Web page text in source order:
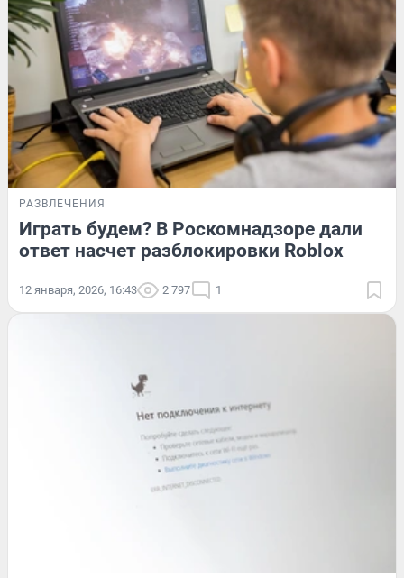
РАЗВЛЕЧЕНИЯ
Играть будем? В Роскомнадзоре дали
ответ насчет разблокировки Roblox
12 января, 2026, 16:43 2 797 1